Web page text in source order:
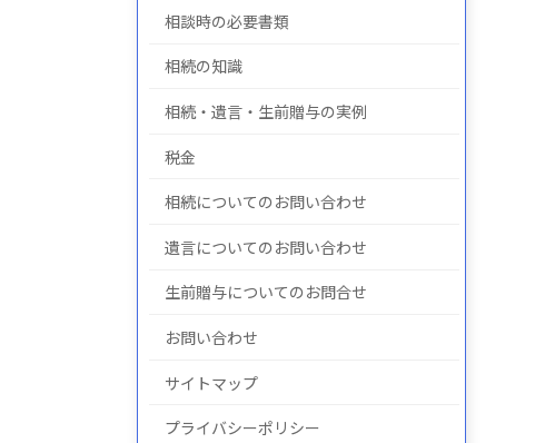
相談時の必要書類
相続の知識
相続・遺言・生前贈与の実例
税金
相続についてのお問い合わせ
遺言についてのお問い合わせ
生前贈与についてのお問合せ
お問い合わせ
サイトマップ
プライバシーポリシー